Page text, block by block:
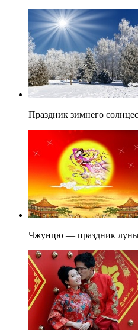
Праздник зимнего
Чжунцю — праздник